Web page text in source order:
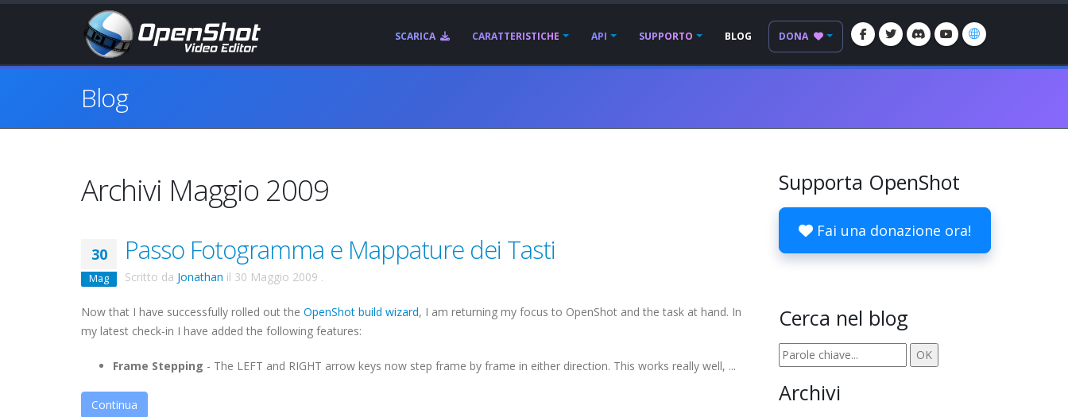
SCARICA CARATTERISTICHE API SUPPORTO BLOG DONA
Blog
Archivi Maggio 2009
30
Mag
Passo Fotogramma e Mappature dei Tasti
Scritto da Jonathan il 30 Maggio 2009 .
Now that I have successfully rolled out the OpenShot build wizard, I am returning my focus to OpenShot and the task at hand. In
my latest check-in I have added the following features:
Frame Stepping - The LEFT and RIGHT arrow keys now step frame by frame in either direction. This works really well, ...
Continua
Supporta OpenShot
Fai una donazione ora!
Cerca nel blog
Archivi